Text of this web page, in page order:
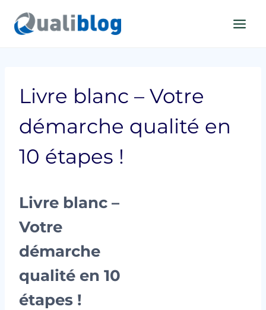
contenu
Livre blanc – Votre
démarche qualité en
10 étapes !
Livre blanc –
Votre
démarche
qualité en 10
étapes !